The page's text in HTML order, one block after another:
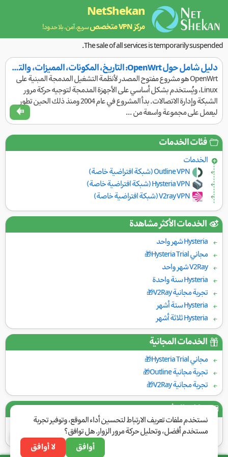
نستخدم ملفات تعريف الارتباط لتحسين أداء الموقع، وتوفير تجربة
مستخدم أفضل، وتحليل حركة مرور الزوار. هل توافق؟
أوافق
لا أوافق
NetShekan
مركز VPN متخصص سريع، آمن، بلا حدود!
The sale of all services is temporarily suspended.
دليل شامل حول OpenWrt: التاريخ، المكونات، المميزات، والتطبيقات
OpenWrt هو مشروع مفتوح المصدر لأنظمة التشغيل المدمجة المبنية على
Linux، ويُستخدم بشكل أساسي على الأجهزة المدمجة لتوجيه حركة مرور
الشبكة وإدارة الاتصالات. بدأ المشروع في عام 2004 ومنذ ذلك الحين تطور
ليعمل على مجموعة واسعة من ...
فئات الخدمات
الخدمات
Outline VPN (شبكة افتراضية خاصة)
Hysteria VPN (شبكة افتراضية خاصة)
V2ray VPN (شبكة افتراضية خاصة)
الخدمات الأكثر مشاهدة
Hysteria شهر واحد
مجاني Hysteria Trial🎁
V2Ray شهر واحد
Hysteria سنة واحدة
تجربة مجانية V2Ray🎁
Hysteria ستة أشهر
Hysteria ثلاثة أشهر
الخدمات المجانية
مجاني Hysteria Trial🎁
تجربة مجانية Outline🎁
تجربة مجانية V2Ray🎁
بوابات الدفع